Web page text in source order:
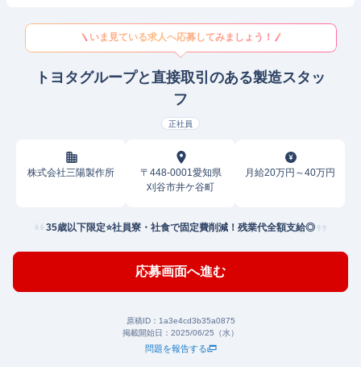
いま見ている求人へ応募してみましょう！
トヨタグループと直接取引のある製造スタッ
フ
正社員
株式会社三陽製作所
〒448-0001愛知県
刈谷市井ケ谷町
月給20万円～40万円
35歳以下限定⭐社員寮・社食で固定費削減！残業代全額支給◎
応募画面へ進む
原稿ID： 1a3e4cd3b35a0875
掲載開始日： 2025/06/25（水）
問題を報告する